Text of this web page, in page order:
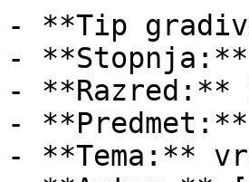
- **Tip
- **Stopnja:**
- **Razred:**
-
- **Tema:**